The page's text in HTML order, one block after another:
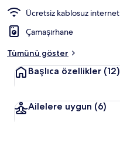
Ücretsiz kablosuz internet
Çamaşırhane
Tümünü göster
Başlıca özellikler (12)
Ailelere uygun (6)